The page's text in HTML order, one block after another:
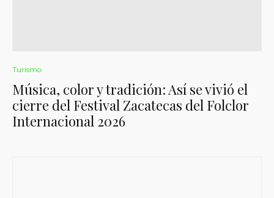
Turismo
Música, color y tradición: Así se vivió el
cierre del Festival Zacatecas del Folclor
Internacional 2026